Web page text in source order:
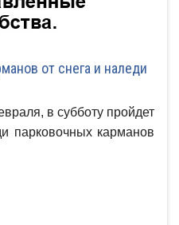
от снега и наледи
в субботу пройдет
парковочных карманов